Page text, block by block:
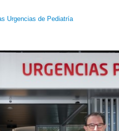
Urgencias de Pediatría